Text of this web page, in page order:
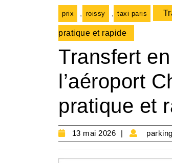
prix , roissy , taxi paris
pratique et rapide
Transfert
l’aéroport
pratique et
13 mai 2026
13
mai